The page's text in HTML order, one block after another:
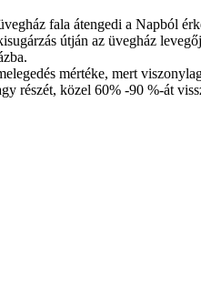
fala átengedi a Napból
útján az üvegház
mértéke, mert
részét, közel 60% -90 %-át